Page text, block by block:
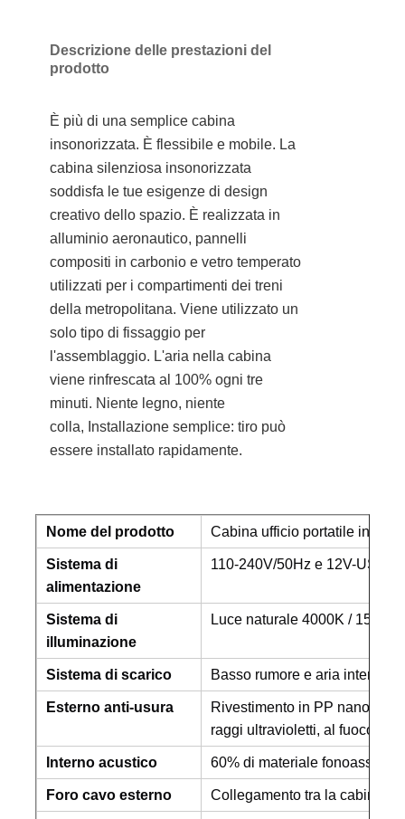
Descrizione delle prestazioni del
prodotto
È più di una semplice cabina
insonorizzata. È flessibile e mobile. La
cabina silenziosa insonorizzata
soddisfa le tue esigenze di design
creativo dello spazio. È realizzata in
alluminio aeronautico, pannelli
compositi in carbonio e vetro temperato
utilizzati per i compartimenti dei treni
della metropolitana. Viene utilizzato un
solo tipo di fissaggio per
l'assemblaggio. L'aria nella cabina
viene rinfrescata al 100% ogni tre
minuti. Niente legno, niente
colla, Installazione semplice: tiropuò
essere installato rapidamente.
Nome del prodotto Cabina ufficio portatile
Sistema di
alimentazione
110-240V/50Hz e 12V-USB.
Sistema di
illuminazione
Luce naturale 4000K / 150 lx.
Sistema di scarico Basso rumore e aria interna
Esterno anti-usura
Rivestimento in PP
raggi ultravioletti, al fuoco e
Interno acustico 60% di materiale
Foro cavo esterno Collegamento tra la cabina e